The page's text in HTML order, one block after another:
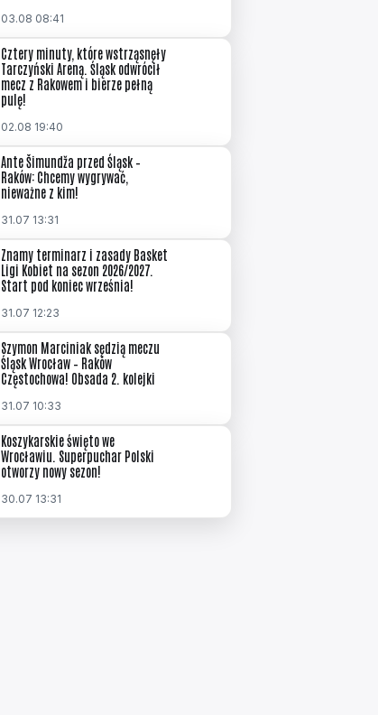
03.08 08:41
Cztery minuty, które wstrząsnęły
Tarczyński Areną. Śląsk odwrócił
mecz z Rakowem i bierze pełną
pulę!
02.08 19:40
Ante Šimundža przed Śląsk –
Raków: Chcemy wygrywać,
nieważne z kim!
31.07 13:31
Znamy terminarz i zasady Basket
Ligi Kobiet na sezon 2026/2027.
Start pod koniec września!
31.07 12:23
Szymon Marciniak sędzią meczu
Śląsk Wrocław – Raków
Częstochowa! Obsada 2. kolejki
31.07 10:33
Koszykarskie święto we
Wrocławiu. Superpuchar Polski
otworzy nowy sezon!
30.07 13:31